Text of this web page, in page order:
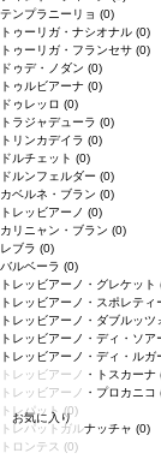
お気に入り
テンプラニーリョ (0)
トゥーリガ・ナシオナル (0)
トゥーリガ・フランセサ (0)
ドゥデ・ノダン (0)
トゥルビアーナ (0)
ドゥレッロ (0)
トラジャデューラ (0)
トリンカデイラ (0)
ドルチェット (0)
ドルンフェルダー (0)
カベルネ・ブラン (0)
トレッビアーノ (0)
カリニャン・ブラン (0)
レブラ (0)
バルベーラ (0)
トレッビアーノ・グレケット
トレッビアーノ・スポレティ
トレッビアーノ・ダブルッツ
トレッビアーノ・ディ・ソア
トレッビアーノ・ディ・ルガ
トレッビアーノ・トスカーナ
トレッビアーノ・プロカニコ
トレパット(0)
トレパットガルナッチャ (0)
トロンテス (0)